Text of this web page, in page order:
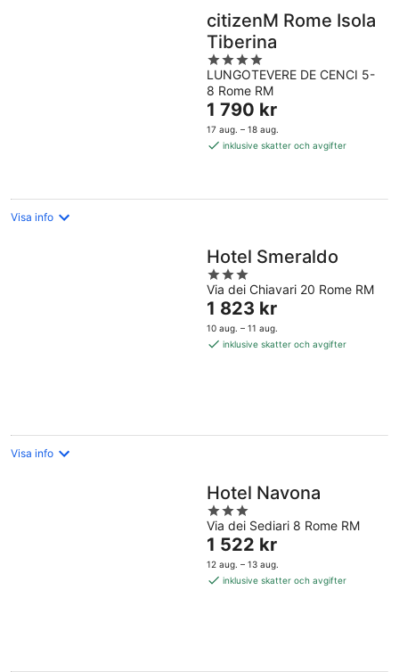
citizenM Rome Isola
Tiberina
4
out
of
5
LUNGOTEVERE DE CENCI 5-
8 Rome RM
Priset
är
1 790 kr
1 790 kr
17 aug. – 18 aug.
inklusive skatter och avgifter
Visa info
Hotel Smeraldo
3
out
of
5
Via dei Chiavari 20 Rome RM
Priset
är
1 823 kr
1 823 kr
10 aug. – 11 aug.
inklusive skatter och avgifter
Visa info
Hotel Navona
3
out
of
5
Via dei Sediari 8 Rome RM
Priset
är
1 522 kr
1 522 kr
12 aug. – 13 aug.
inklusive skatter och avgifter